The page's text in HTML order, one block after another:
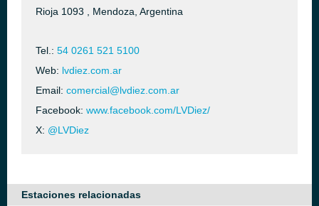
Rioja 1093 , Mendoza, Argentina
Tel.: 54 0261 521 5100
Web: lvdiez.com.ar
Email: comercial@lvdiez.com.ar
Facebook: www.facebook.com/LVDiez/
X: @LVDiez
Estaciones relacionadas